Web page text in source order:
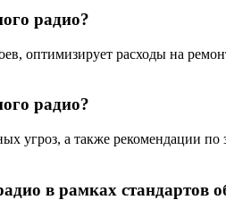
радио?
оптимизирует расходы на
радио?
угроз, а также рекомендации
в рамках стандартов